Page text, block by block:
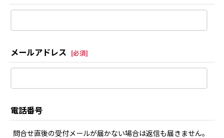
メールアドレス [必須]
電話番号
問合せ直後の受付メールが届かない場合は返信も届きません。